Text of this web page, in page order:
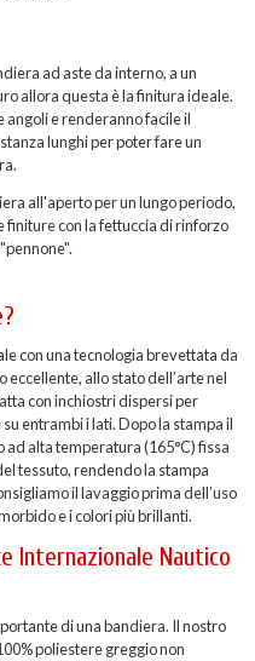
ad aste da interno, a un
allora questa è la finitura ideale.
angoli e renderanno facile il
lunghi per poter fare un
all'aperto per un lungo periodo,
con la fettuccia di rinforzo
con una tecnologia brevettata da
allo stato dell’arte nel
con inchiostri dispersi per
entrambi i lati. Dopo la stampa il
alta temperatura (165°C) fissa
tessuto, rendendo la stampa
il lavaggio prima dell’uso
e i colori più brillanti.
Internazionale Nautico
di una bandiera. Il nostro
poliestere greggio non